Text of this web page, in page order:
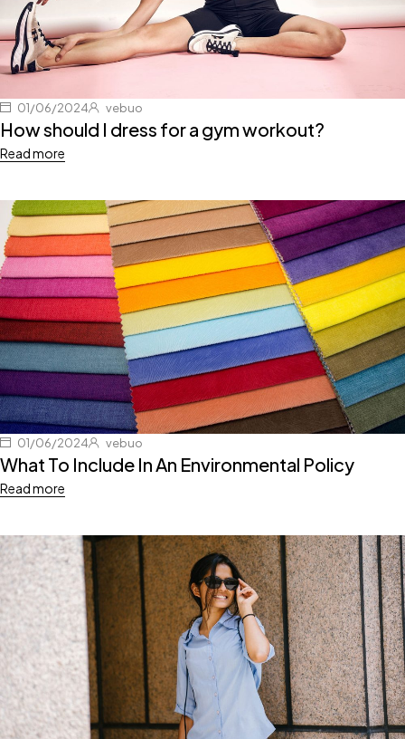
01/06/2024 vebuo
How should I dress for a gym workout?
Read more
01/06/2024 vebuo
What To Include In An Environmental Policy
Read more